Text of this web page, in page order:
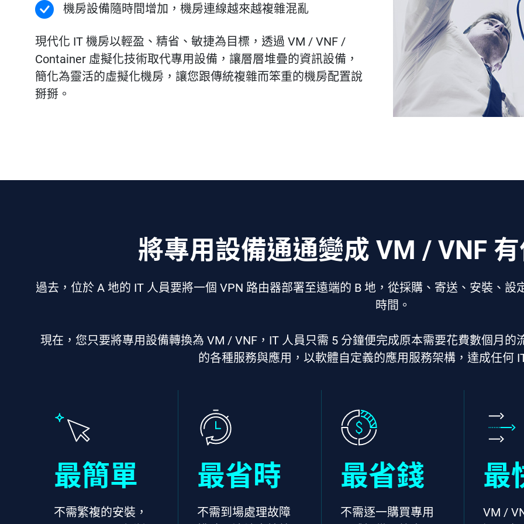
機房設備隨時間增加，機房連線越來越複雜混亂
現代化 IT 機房以輕盈、精省、敏捷為目標，透過 VM / VNF /
Container 虛擬化技術取代專用設備，讓層層堆疊的資訊設備，
簡化為靈活的虛擬化機房，讓您跟傳統複雜而笨重的機房配置說
掰掰。
將專用設備通通變成 VM / VNF
過去，位於 A 地的 IT 人員要將一個 VPN 路由器部署至遠端的 B 地，從採購、寄送、安裝、
時間。
現在，您只要將專用設備轉換為 VM / VNF，IT 人員只需 5 分鐘便完成原本需要花費數個月的
的各種服務與應用，以軟體自定義的應用服務架構，達成任何
最簡單
不需繁複的安裝，
最省時
不需到場處理故障
最省錢
不需逐一購買專用
最
VM /